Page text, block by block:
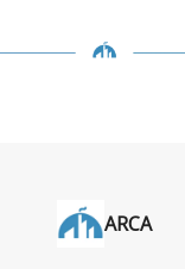
ARCA